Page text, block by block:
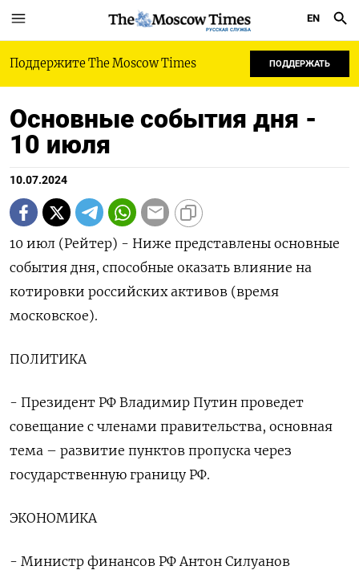
РУССКАЯ СЛУЖБА
EN
Поддержите The Moscow Times ПОДДЕРЖАТЬ
Основные события дня -
10 июля
10.07.2024
10 июл (Рейтер) - Ниже представлены основные
события дня, способные оказать влияние на
котировки российских активов (время
московское).
ПОЛИТИКА
- Президент РФ Владимир Путин проведет
совещание с членами правительства, основная
тема – развитие пунктов пропуска через
государственную границу РФ.
ЭКОНОМИКА
- Министр финансов РФ Антон Силуанов